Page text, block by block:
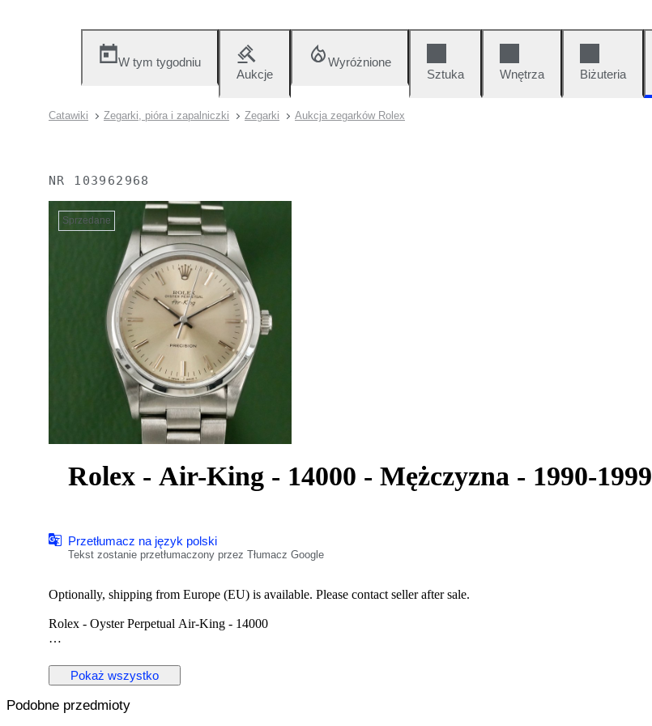
W tym tygodniu
Aukcje
Wyróżnione
Sztuka
Wnętrza Biżuteria
Catawiki Zegarki, pióra i zapalniczki Zegarki Aukcja zegarków Rolex
NR 103962968
Sprzedane
Rolex - Air-King - 14000 - Mężczyzna - 1990-1999
Przetłumacz na język polski
Tekst zostanie przetłumaczony przez Tłumacz Google
Optionally, shipping from Europe (EU) is available. Please contact seller after sale.
Rolex - Oyster Perpetual Air-King - 14000
Case Material: Stainless Steel
Diameter: 34 mm
Glass: Scracth Resistant Sapphire (Crystal) glass
Pokaż wszystko
Podobne przedmioty